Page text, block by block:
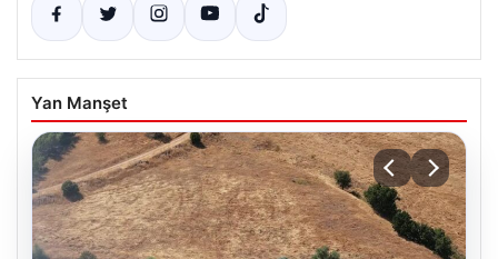
Yan Manşet